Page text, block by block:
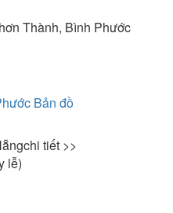
Thành, Bình Phước
Bản đồ
chi tiết >>
lễ)